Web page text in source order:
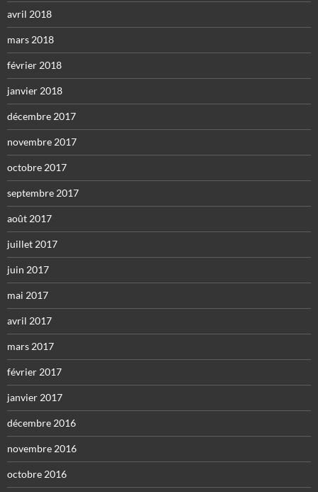
avril 2018
mars 2018
février 2018
janvier 2018
décembre 2017
novembre 2017
octobre 2017
septembre 2017
août 2017
juillet 2017
juin 2017
mai 2017
avril 2017
mars 2017
février 2017
janvier 2017
décembre 2016
novembre 2016
octobre 2016